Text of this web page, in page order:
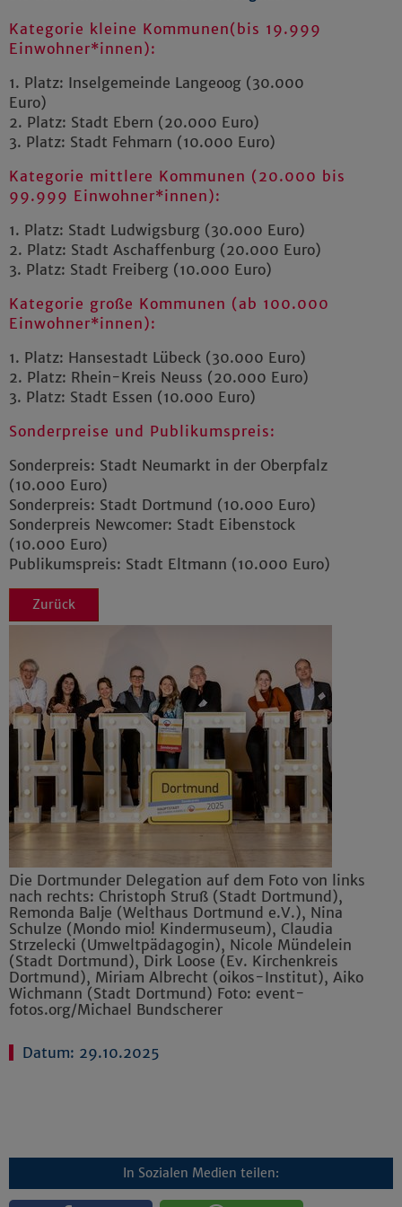
Kategorie kleine Kommunen(bis 19.999
Einwohner*innen):
1. Platz: Inselgemeinde Langeoog (30.000
Euro)
2. Platz: Stadt Ebern (20.000 Euro)
3. Platz: Stadt Fehmarn (10.000 Euro)
Kategorie mittlere Kommunen (20.000 bis
99.999 Einwohner*innen):
1. Platz: Stadt Ludwigsburg (30.000 Euro)
2. Platz: Stadt Aschaffenburg (20.000 Euro)
3. Platz: Stadt Freiberg (10.000 Euro)
Kategorie große Kommunen (ab 100.000
Einwohner*innen):
1. Platz: Hansestadt Lübeck (30.000 Euro)
2. Platz: Rhein-Kreis Neuss (20.000 Euro)
3. Platz: Stadt Essen (10.000 Euro)
Sonderpreise und Publikumspreis:
Sonderpreis: Stadt Neumarkt in der Oberpfalz
(10.000 Euro)
Sonderpreis: Stadt Dortmund (10.000 Euro)
Sonderpreis Newcomer: Stadt Eibenstock
(10.000 Euro)
Publikumspreis: Stadt Eltmann (10.000 Euro)
Zurück
Die Dortmunder Delegation auf dem Foto von links
nach rechts: Christoph Struß (Stadt Dortmund),
Remonda Balje (Welthaus Dortmund e.V.), Nina
Schulze (Mondo mio! Kindermuseum), Claudia
Strzelecki (Umweltpädagogin), Nicole Mündelein
(Stadt Dortmund), Dirk Loose (Ev. Kirchenkreis
Dortmund), Miriam Albrecht (oikos-Institut), Aiko
Wichmann (Stadt Dortmund) Foto: event-
fotos.org/Michael Bundscherer
Datum: 29.10.2025
In Sozialen Medien teilen: